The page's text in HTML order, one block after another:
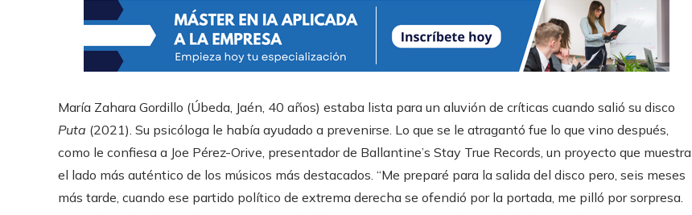
María Zahara Gordillo (Úbeda, Jaén, 40 años) estaba lista para un aluvión de críticas cuando salió su disco
Puta (2021). Su psicóloga le había ayudado a prevenirse. Lo que se le atragantó fue lo que vino después,
como le confiesa a Joe Pérez-Orive, presentador de Ballantine’s Stay True Records, un proyecto que muestra
el lado más auténtico de los músicos más destacados. “Me preparé para la salida del disco pero, seis meses
más tarde, cuando ese partido político de extrema derecha se ofendió por la portada, me pilló por sorpresa.